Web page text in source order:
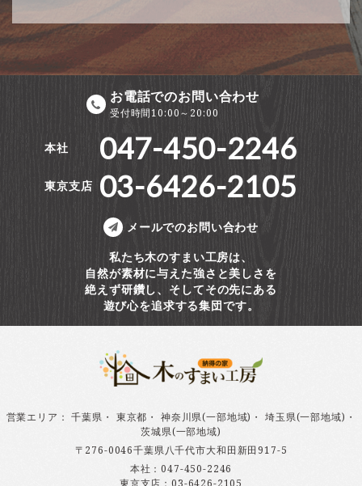
お電話でのお問い合わせ
受付時間10:00～20:00
本社 047-450-2246
東京支店 03-6426-2105
メールでのお問い合わせ
私たち木のすまい工房は、
自然が素材に与えた強さと美しさを
絶えず研鑽し、そしてその先にある
遊び心を追求する集団です。
営業エリア ：千葉県 ・ 東京都 ・ 神奈川県(一部地域) ・ 埼玉県(一部地域) ・
茨城県(一部地域)
〒276-0046千葉県八千代市大和田新田917-5
本社：047-450-2246
東京支店：03-6426-2105